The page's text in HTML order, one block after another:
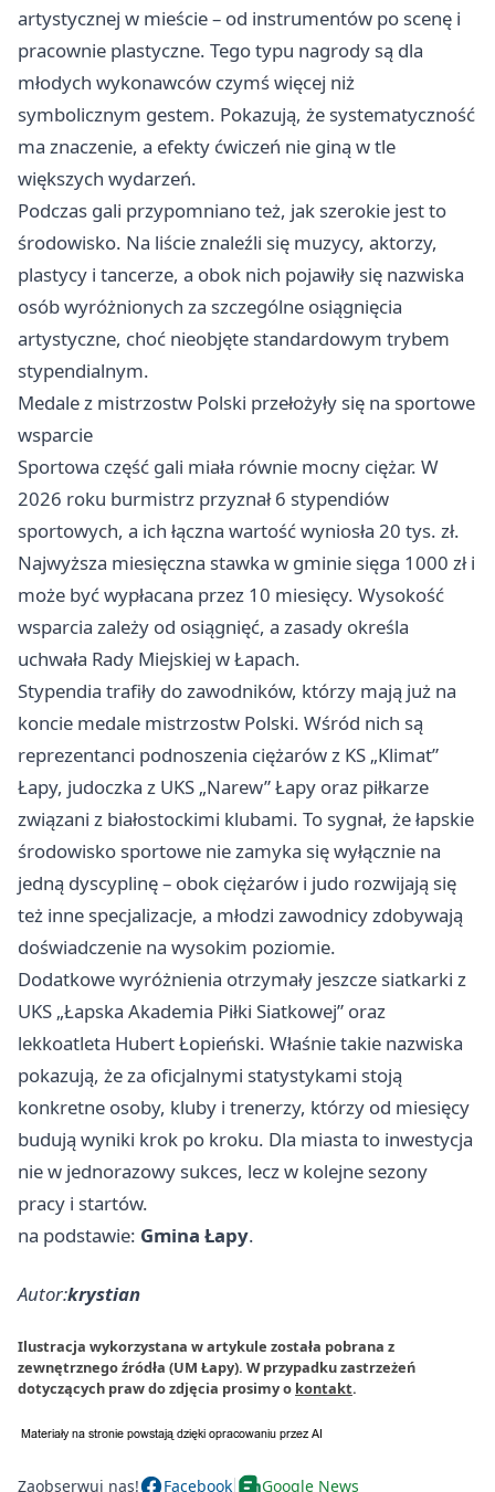
artystycznej w mieście – od instrumentów po scenę i
pracownie plastyczne. Tego typu nagrody są dla
młodych wykonawców czymś więcej niż
symbolicznym gestem. Pokazują, że systematyczność
ma znaczenie, a efekty ćwiczeń nie giną w tle
większych wydarzeń.
Podczas gali przypomniano też, jak szerokie jest to
środowisko. Na liście znaleźli się muzycy, aktorzy,
plastycy i tancerze, a obok nich pojawiły się nazwiska
osób wyróżnionych za szczególne osiągnięcia
artystyczne, choć nieobjęte standardowym trybem
stypendialnym.
Medale z mistrzostw Polski przełożyły się na sportowe
wsparcie
Sportowa część gali miała równie mocny ciężar. W
2026 roku burmistrz przyznał 6 stypendiów
sportowych, a ich łączna wartość wyniosła 20 tys. zł.
Najwyższa miesięczna stawka w gminie sięga 1000 zł i
może być wypłacana przez 10 miesięcy. Wysokość
wsparcia zależy od osiągnięć, a zasady określa
uchwała Rady Miejskiej w Łapach.
Stypendia trafiły do zawodników, którzy mają już na
koncie medale mistrzostw Polski. Wśród nich są
reprezentanci podnoszenia ciężarów z KS „Klimat”
Łapy, judoczka z UKS „Narew” Łapy oraz piłkarze
związani z białostockimi klubami. To sygnał, że łapskie
środowisko sportowe nie zamyka się wyłącznie na
jedną dyscyplinę – obok ciężarów i judo rozwijają się
też inne specjalizacje, a młodzi zawodnicy zdobywają
doświadczenie na wysokim poziomie.
Dodatkowe wyróżnienia otrzymały jeszcze siatkarki z
UKS „Łapska Akademia Piłki Siatkowej” oraz
lekkoatleta Hubert Łopieński. Właśnie takie nazwiska
pokazują, że za oficjalnymi statystykami stoją
konkretne osoby, kluby i trenerzy, którzy od miesięcy
budują wyniki krok po kroku. Dla miasta to inwestycja
nie w jednorazowy sukces, lecz w kolejne sezony
pracy i startów.
na podstawie: Gmina Łapy.
Autor:krystian
Ilustracja wykorzystana w artykule została pobrana z
zewnętrznego źródła (UM Łapy). W przypadku zastrzeżeń
dotyczących praw do zdjęcia prosimy o kontakt.
Zaobserwuj nas! Facebook Google News